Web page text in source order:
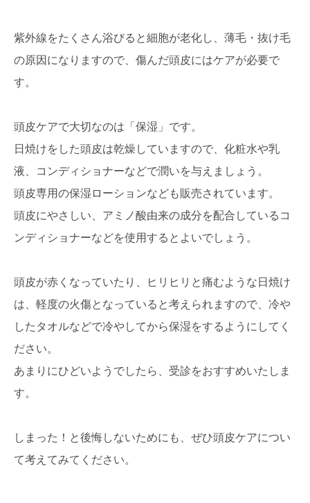
紫外線をたくさん浴びると細胞が老化し、薄毛・抜け毛
の原因になりますので、傷んだ頭皮にはケアが必要で
す。
頭皮ケアで大切なのは「保湿」です。
日焼けをした頭皮は乾燥していますので、化粧水や乳
液、コンディショナーなどで潤いを与えましょう。
頭皮専用の保湿ローションなども販売されています。
頭皮にやさしい、アミノ酸由来の成分を配合しているコ
ンディショナーなどを使用するとよいでしょう。
頭皮が赤くなっていたり、ヒリヒリと痛むような日焼け
は、軽度の火傷となっていると考えられますので、冷や
したタオルなどで冷やしてから保湿をするようにしてく
ださい。
あまりにひどいようでしたら、受診をおすすめいたしま
す。
しまった！と後悔しないためにも、ぜひ頭皮ケアについ
て考えてみてください。